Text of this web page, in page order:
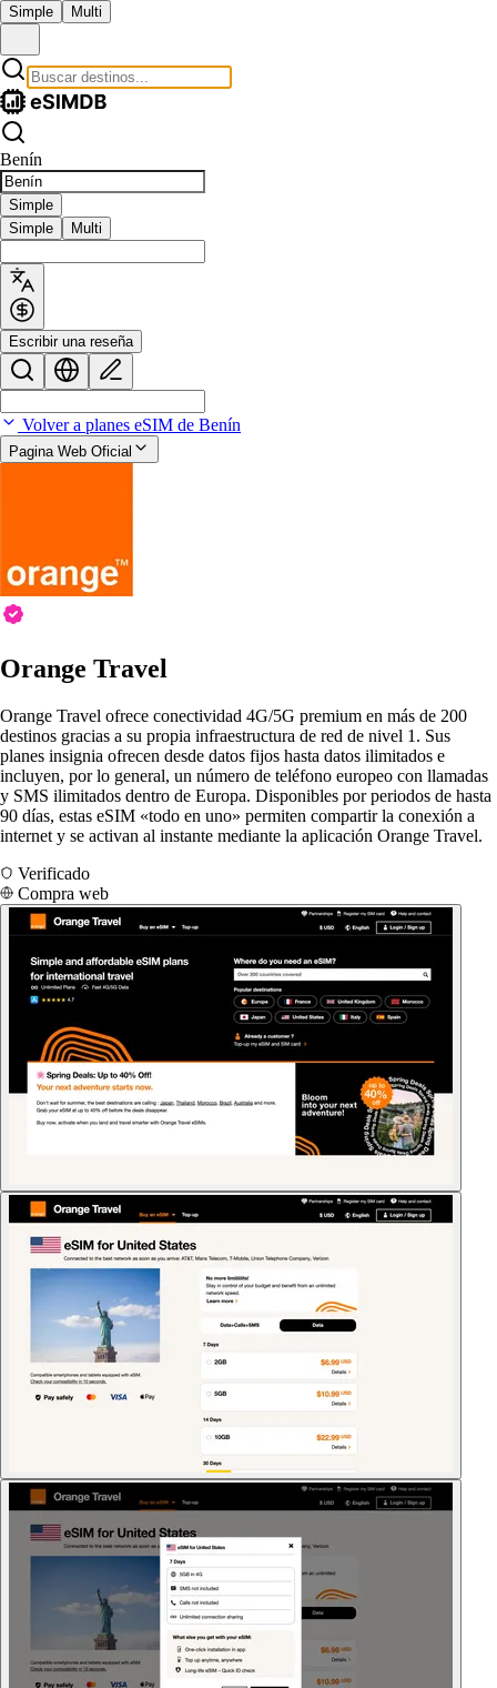
Simple Multi
Benín
Simple
Simple
Multi
Escribir una reseña
Volver a planes eSIM de Benín
Pagina Web Oficial
Orange Travel
Orange Travel ofrece conectividad 4G/5G premium en más de 200
destinos gracias a su propia infraestructura de red de nivel 1. Sus
planes insignia ofrecen desde datos fijos hasta datos ilimitados e
incluyen, por lo general, un número de teléfono europeo con llamadas
y SMS ilimitados dentro de Europa. Disponibles por periodos de hasta
90 días, estas eSIM «todo en uno» permiten compartir la conexión a
internet y se activan al instante mediante la aplicación Orange Travel.
Verificado
Compra web